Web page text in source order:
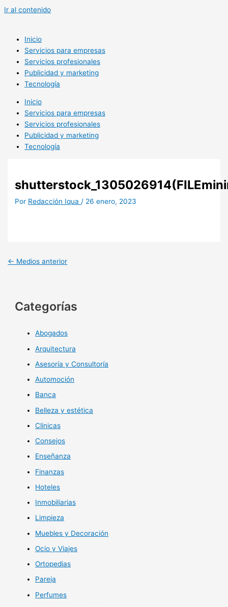
Ir al contenido
Inicio
Servicios para empresas
Servicios profesionales
Publicidad y marketing
Tecnología
Inicio
Servicios para empresas
Servicios profesionales
Publicidad y marketing
Tecnología
Por Redacción Iqua / 26 enero, 2023
← Medios anterior
Categorías
Abogados
Arquitectura
Asesoría y Consultoría
Automoción
Banca
Belleza y estética
Clinicas
Consejos
Enseñanza
Finanzas
Hoteles
Inmobiliarias
Limpieza
Muebles y Decoración
Ocio y Viajes
Ortopedias
Pareja
Perfumes